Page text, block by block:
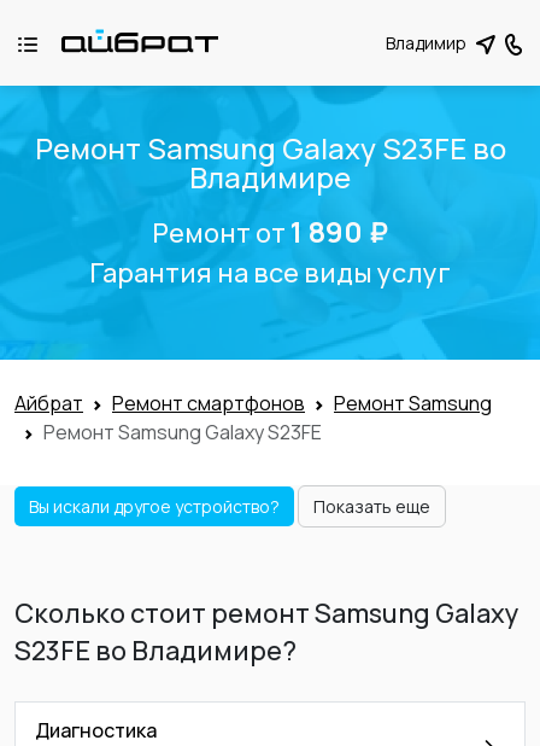
Владимир
Ремонт Samsung Galaxy S23FE во
Владимире
Ремонт от 1 890 ₽
Гарантия на все виды услуг
Айбрат Ремонт смартфонов
Ремонт Samsung
Ремонт Samsung Galaxy S23FE
Вы искали другое устройство? Показать еще
Сколько стоит ремонт Samsung Galaxy
S23FE во Владимире?
Диагностика